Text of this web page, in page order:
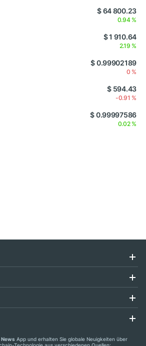
$ 64 800.23
0.94 %
$ 1 910.64
2.19 %
$ 0.99902189
0 %
$ 594.43
-0.91 %
$ 0.99997586
0.02 %
App und erhalten Sie globale Neuigkeiten über